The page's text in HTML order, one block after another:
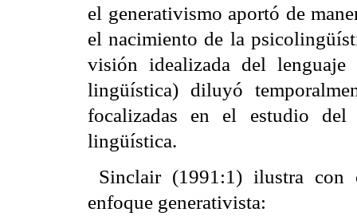
el generativismo aportó de
el nacimiento de la
visión idealizada del
lingüística) diluyó
focalizadas en el estudio
lingüística.
Sinclair (1991:1) ilustra
enfoque generativista: